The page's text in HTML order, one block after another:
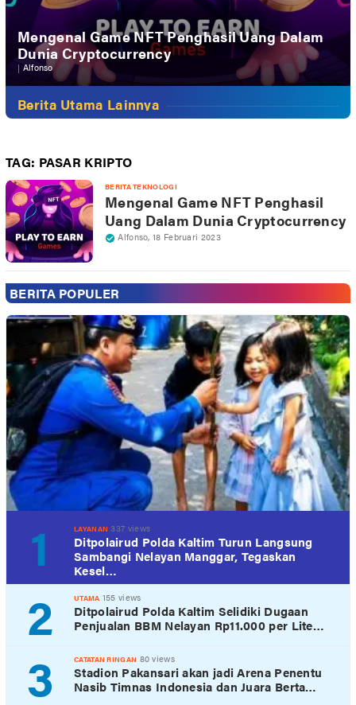
Mengenal Game NFT Penghasil Uang Dalam
Dunia Cryptocurrency
| Alfonso
Berita Utama Lainnya
TAG: PASAR KRIPTO
BERITA TEKNOLOGI
Mengenal Game NFT Penghasil
Uang Dalam Dunia Cryptocurrency
Alfonso,18 Februari 2023
BERITA POPULER
1 LAYANAN 337 views
Ditpolairud Polda Kaltim Turun Langsung
Sambangi Nelayan Manggar, Tegaskan
Kesel…
2 UTAMA 155 views
Ditpolairud Polda Kaltim Selidiki Dugaan
Penjualan BBM Nelayan Rp11.000 per Lite…
3 CATATAN RINGAN 80 views
Stadion Pakansari akan jadi Arena Penentu
Nasib Timnas Indonesia dan Juara Berta…